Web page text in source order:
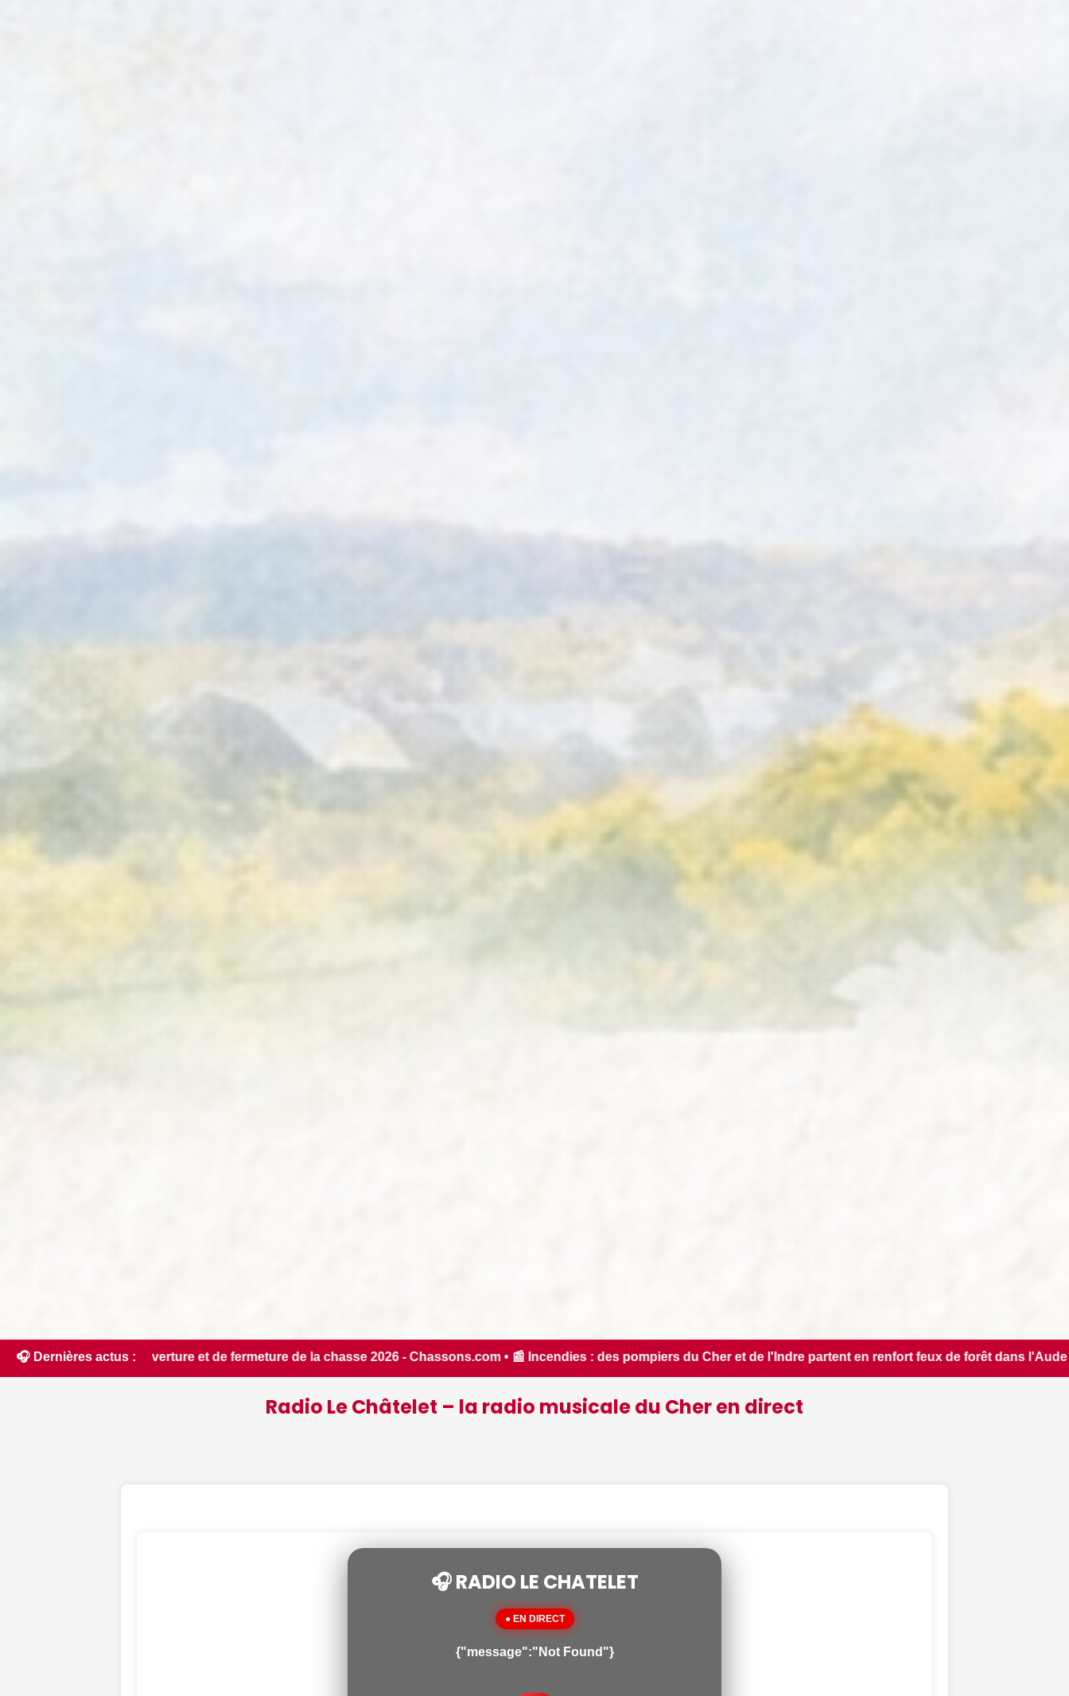
🎧 Dernières actus :
chasse 2026 - Chassons.com • 📰 Incendies : des pompiers du Cher et de l'Indre partent en renfort feux de forêt dans l'Aude - ici.fr • 📰 Les ressources en eau dans un
Radio Le Châtelet – la radio musicale du Cher en direct
🎧 RADIO LE CHATELET
● EN DIRECT
{"message":"Not Found"}